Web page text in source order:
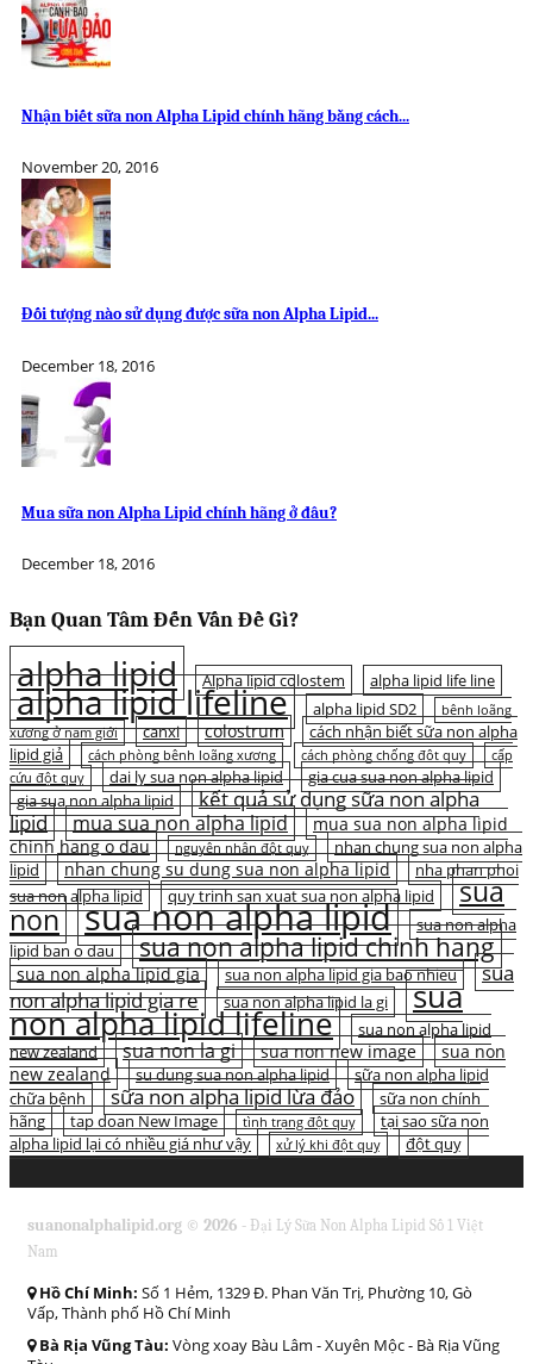
Nhận biết sữa non Alpha Lipid chính hãng bằng cách...
November 20, 2016
Đối tượng nào sử dụng được sữa non Alpha Lipid...
December 18, 2016
Mua sữa non Alpha Lipid chính hãng ở đâu?
December 18, 2016
Bạn Quan Tâm Đến Vấn Đề Gì?
alpha lipid Alpha lipid colostem alpha lipid life line
alpha lipid lifeline alpha lipid SD2
bệnh loãng
xương ở nam giới
canxi colostrum
cách nhận biết sữa non alpha
lipid giả
cách phòng bệnh loãng xương cách phòng chống đột quỵ
cấp
cứu đột quỵ
dai ly sua non alpha lipid
gia cua sua non alpha lipid
gia sua non alpha lipid
kết quả sử dụng sữa non alpha
lipid
mua sua non alpha lipid
mua sua non alpha lipid
chinh hang o dau
nguyên nhân đột quỵ
nhan chung sua non alpha
lipid
nhan chung su dung sua non alpha lipid
nha phan phoi
sua non alpha lipid
quy trinh san xuat sua non alpha lipid sua
non sua non alpha lipid
sua non alpha
lipid ban o dau
sua non alpha lipid chinh hang
sua non alpha lipid gia sua non alpha lipid gia bao nhieu
sua
non alpha lipid gia re
sua non alpha lipid la gi sua
non alpha lipid lifeline
sua non alpha lipid
new zealand
sua non la gi sua non new image
sua non
new zealand
su dung sua non alpha lipid
sữa non alpha lipid
chữa bệnh
sữa non alpha lipid lừa đảo
sữa non chính
hãng
tap doan New Image tình trạng đột quỵ
tại sao sữa non
alpha lipid lại có nhiều giá như vậy
xử lý khi đột quỵ đột quỵ
suanonalphalipid.org © 2026 - Đại Lý Sữa Non Alpha Lipid Số 1 Việt
Nam
Hồ Chí Minh: Số 1 Hẻm, 1329 Đ. Phan Văn Trị, Phường 10, Gò
Vấp, Thành phố Hồ Chí Minh
Bà Rịa Vũng Tàu: Vòng xoay Bàu Lâm - Xuyên Mộc - Bà Rịa Vũng